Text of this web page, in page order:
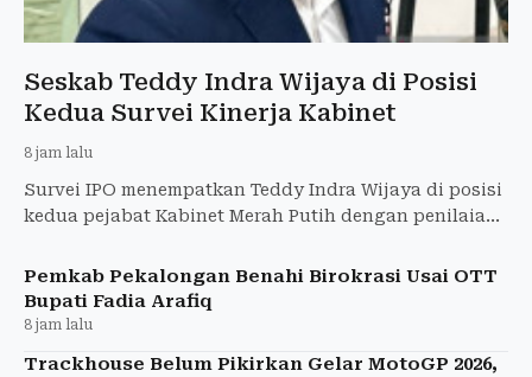
Seskab Teddy Indra Wijaya di Posisi
Kedua Survei Kinerja Kabinet
8 jam lalu
Survei IPO menempatkan Teddy Indra Wijaya di posisi
kedua pejabat Kabinet Merah Putih dengan penilaian
Pemkab Pekalongan Benahi Birokrasi Usai OTT
Bupati Fadia Arafiq
8 jam lalu
Trackhouse Belum Pikirkan Gelar MotoGP 2026,